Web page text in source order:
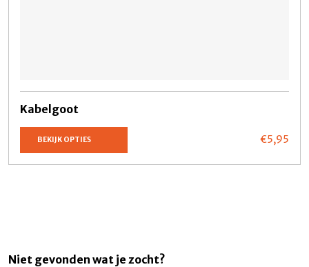
Kabelgoot
BEKIJK OPTIES €5,95
Niet gevonden wat je zocht?